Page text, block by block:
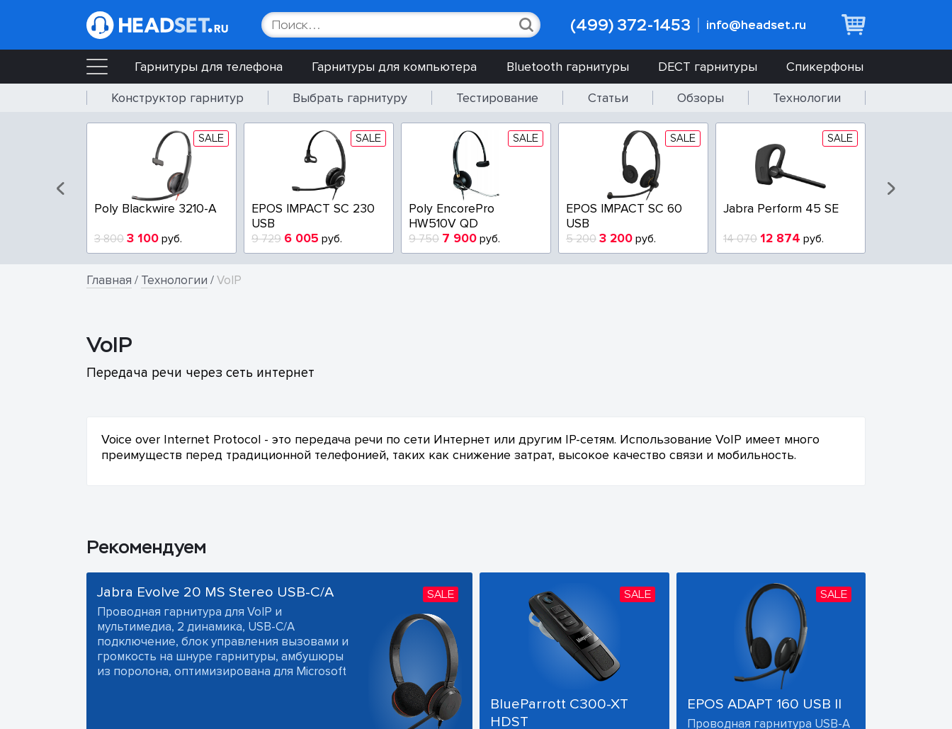
(499) 372-1453 info@headset.ru
Гарнитуры для телефона Гарнитуры для компьютера Bluetooth гарнитуры DECT гарнитуры
Спикерфоны
Конструктор гарнитур
Выбрать гарнитуру Тестирование Статьи Обзоры Технологии
SALE
Poly Blackwire 3210-A
3 800 3 100 руб.
SALE
EPOS IMPACT SC 230
USB
9 729 6 005 руб.
SALE
Poly EncorePro
HW510V QD
9 750 7 900 руб.
SALE
EPOS IMPACT SC 60
USB
5 200 3 200 руб.
SALE
Jabra Perform 45 SE
14 070 12 874 руб.
Главная / Технологии /VoIP
VoIP
Передача речи через сеть интернет
Voice over Internet Protocol - это передача речи по сети Интернет или другим IP-сетям. Использование VoIP имеет много
преимуществ перед традиционной телефонией, таких как снижение затрат, высокое качество связи и мобильность.
Рекомендуем
SALE
Jabra Evolve 20 MS Stereo USB-C/A
Проводная гарнитура для VoIP и
мультимедиа, 2 динамика, USB-C/A
подключение, блок управления вызовами и
громкость на шнуре гарнитуры, амбушюры
из поролона, оптимизирована для Microsoft
SALE
BlueParrott C300-XT
HDST
SALE
EPOS ADAPT 160 USB II
Проводная гарнитура USB-A